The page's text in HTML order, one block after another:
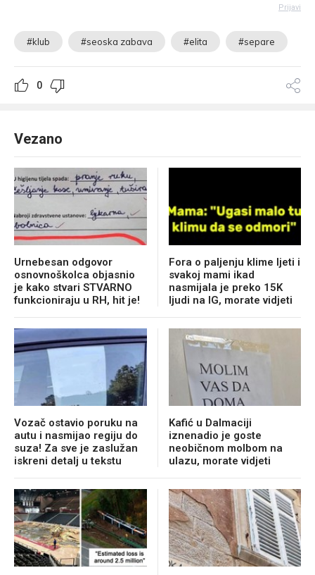
Prijavi
#klub #seoska zabava #elita #separe
0
Vezano
Urnebesan odgovor
osnovnoškolca objasnio
je kako stvari STVARNO
funkcioniraju u RH, hit je!
Fora o paljenju klime ljeti i
svakoj mami ikad
nasmijala je preko 15K
ljudi na IG, morate vidjeti
Vozač ostavio poruku na
autu i nasmijao regiju do
suza! Za sve je zaslužan
iskreni detalj u tekstu
Kafić u Dalmaciji
iznenadio je goste
neobičnom molbom na
ulazu, morate vidjeti